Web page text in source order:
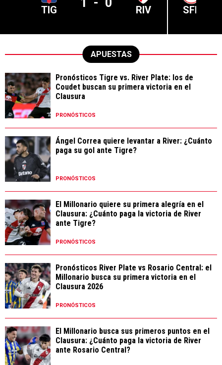
TIG RIV SFE
APUESTAS
Pronósticos Tigre vs. River Plate: los de
Coudet buscan su primera victoria en el
Clausura
PRONÓSTICOS
Ángel Correa quiere levantar a River: ¿Cuánto
paga su gol ante Tigre?
PRONÓSTICOS
El Millonario quiere su primera alegría en el
Clausura: ¿Cuánto paga la victoria de River
ante Tigre?
PRONÓSTICOS
Pronósticos River Plate vs Rosario Central: el
Millonario busca su primera victoria en el
Clausura 2026
PRONÓSTICOS
El Millonario busca sus primeros puntos en el
Clausura: ¿Cuánto paga la victoria de River
ante Rosario Central?